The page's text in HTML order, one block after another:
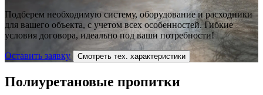
Подберем необходимую систему, оборудование и расходники
для вашего объекта, с учетом всех особенностей. Гибкие
условия договора, идеально под ваши потребности!
Оставить заявку Смотреть тех. характеристики
Полиуретановые пропитки